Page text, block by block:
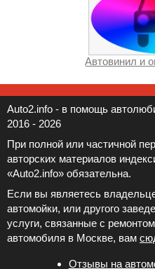
Автовинил и
Auto2.info - в помощь
2016 - 2026
При полной или частичной
авторских материалов
«Auto2.info» обязательна.
Если вы являетесь
автомойки, или другого
услуги, связанные с
автомобиля в Москве, вам
Отзывы на